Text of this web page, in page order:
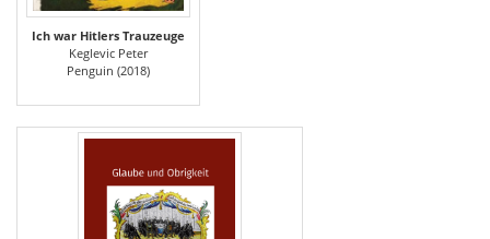
Ich war Hitlers Trauzeuge
Keglevic Peter
Penguin (2018)